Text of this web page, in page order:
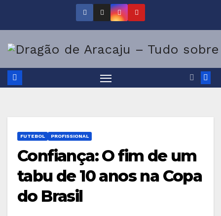
FUTEBOL PROFISSIONAL
Confiança: O fim de um
tabu de 10 anos na Copa
do Brasil